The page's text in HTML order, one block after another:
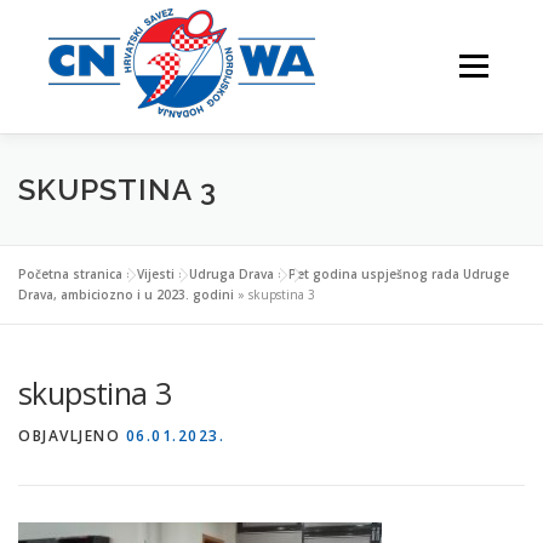
sadržaj
Izbornik
NATJECANJA
SKUPSTINA 3
Početna stranica »Vijesti »Udruga Drava »Pet godina uspješnog rada Udruge
Drava, ambiciozno i u 2023. godini » skupstina 3
skupstina 3
OBJAVLJENO 06.01.2023.